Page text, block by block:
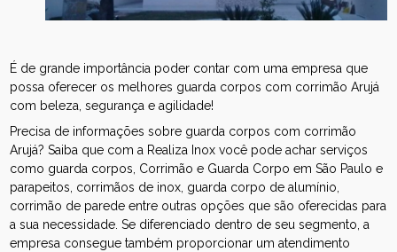
É de grande importância poder contar com uma empresa que
possa oferecer os melhores guarda corpos com corrimão Arujá
com beleza, segurança e agilidade!
Precisa de informações sobre guarda corpos com corrimão
Arujá? Saiba que com a Realiza Inox você pode achar serviços
como guarda corpos, Corrimão e Guarda Corpo em São Paulo e
parapeitos, corrimãos de inox, guarda corpo de alumínio,
corrimão de parede entre outras opções que são oferecidas para
a sua necessidade. Se diferenciado dentro de seu segmento, a
empresa consegue também proporcionar um atendimento